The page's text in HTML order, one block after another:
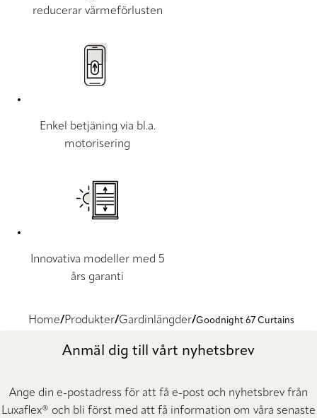
reducerar värmeförlusten
Enkel betjäning via bl.a.
motorisering
Innovativa modeller med 5
års garanti
Home Produkter Gardinlängder Goodnight 67 Curtains
Anmäl dig till vårt nyhetsbrev
Ange din e-postadress för att få e-post och nyhetsbrev från
Luxaflex® och bli först med att få information om våra senaste